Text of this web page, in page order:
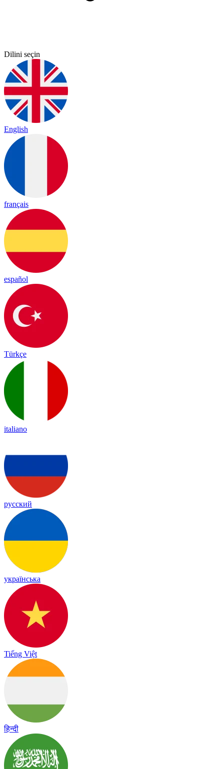
Dilini seçin
English
français
español
Türkçe
italiano
русский
українська
Tiếng Việt
हिन्दी